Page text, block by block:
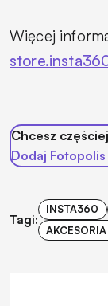
Więcej
Chcesz
Dodaj
Tagi:
INSTA360